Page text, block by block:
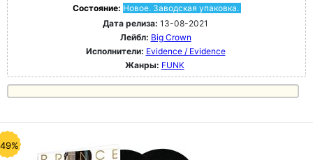
Состояние: Новое. Заводская упаковка.
Дата релиза: 13-08-2021
Лейбл: Big Crown
Исполнители: Evidence / Evidence
Жанры: FUNK